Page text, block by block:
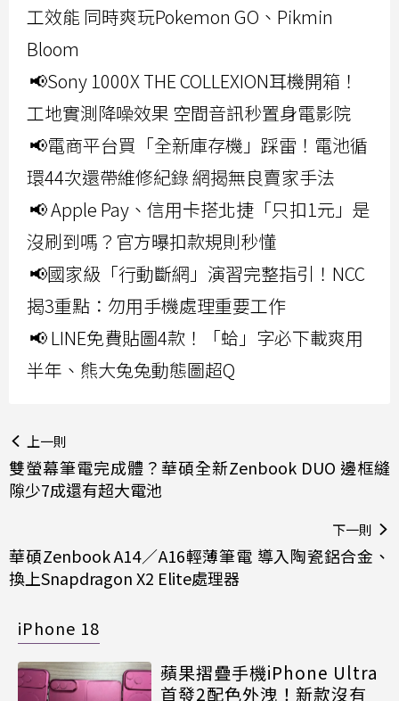
工效能 同時爽玩Pokemon GO、Pikmin
Bloom
📢Sony 1000X THE COLLEXION耳機開箱！
工地實測降噪效果 空間音訊秒置身電影院
📢電商平台買「全新庫存機」踩雷！電池循
環44次還帶維修紀錄 網揭無良賣家手法
📢 Apple Pay、信用卡搭北捷「只扣1元」是
沒刷到嗎？官方曝扣款規則秒懂
📢國家級「行動斷網」演習完整指引！NCC
揭3重點：勿用手機處理重要工作
📢 LINE免費貼圖4款！「蛤」字必下載爽用
半年、熊大兔兔動態圖超Q
上一則
雙螢幕筆電完成體？華碩全新Zenbook DUO 邊框縫
隙少7成還有超大電池
下一則
華碩Zenbook A14／A16輕薄筆電 導入陶瓷鋁合金、
換上Snapdragon X2 Elite處理器
iPhone 18
蘋果摺疊手機iPhone Ultra
首發2配色外洩！新款沒有